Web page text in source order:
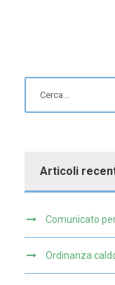
Articoli
Comunicato
Ordinanza